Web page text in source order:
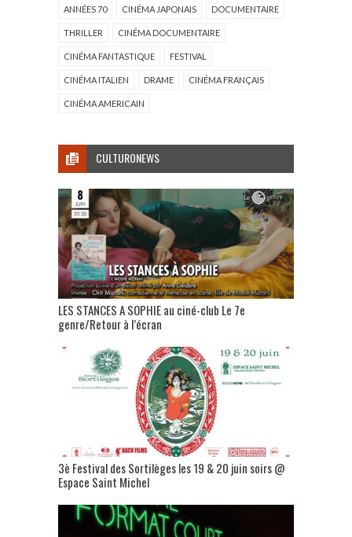
ANNÉES 70 CINÉMA JAPONAIS DOCUMENTAIRE
THRILLER CINÉMA DOCUMENTAIRE
CINÉMA FANTASTIQUE FESTIVAL
CINÉMA ITALIEN DRAME CINÉMA FRANÇAIS
CINÉMA AMERICAIN
CULTURONEWS
LES STANCES A SOPHIE au ciné-club Le 7e
genre/Retour à l’écran
3è Festival des Sortilèges les 19 & 20 juin soirs @
Espace Saint Michel